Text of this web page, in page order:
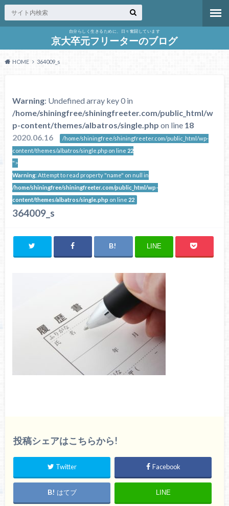
自分らしく生きるために、日々奮闘しています
京大卒元フリーターのブログ
HOME 364009_s
Warning: Undefined array key 0 in
/home/shiningfree/shiningfreeter.com/public_html/w
p-content/themes/albatros/single.php on line 18
2020.06.16
/home/shiningfree/shiningfreeter.com/public_html/wp-
content/themes/albatros/single.php on line 22
">
Warning: Attempt to read property "name" on null in
/home/shiningfree/shiningfreeter.com/public_html/wp-
content/themes/albatros/single.php on line 22
364009_s
LINE
投稿シェアはこちらから!
Twitter Facebook
はてブ LINE